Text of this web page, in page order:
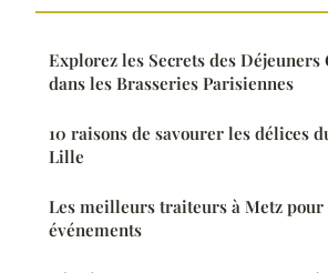
Explorez les Secrets des Déjeuners
dans les Brasseries Parisiennes
10 raisons de savourer les délices
Lille
Les meilleurs traiteurs à Metz pour
événements